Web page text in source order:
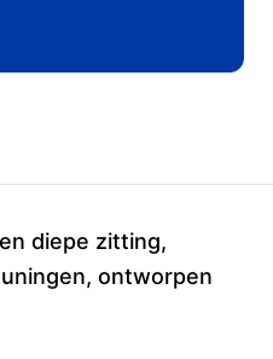
diepe zitting,
ontworpen